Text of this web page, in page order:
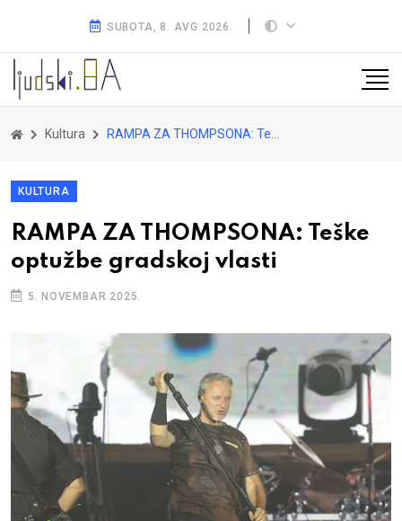
SUBOTA, 8. AVG 2026.
Kultura RAMPA ZA THOMPSONA: Teške optužbe gradskoj vlasti
KULTURA
RAMPA ZA THOMPSONA: Teške
optužbe gradskoj vlasti
5. NOVEMBAR 2025.